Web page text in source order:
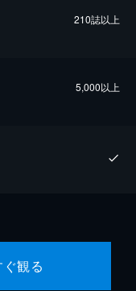
210誌以上
5,000以上
観る